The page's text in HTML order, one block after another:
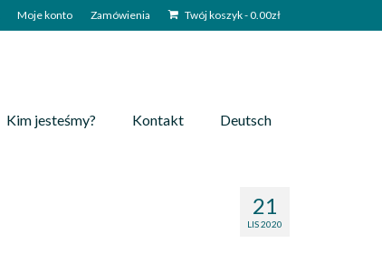
Moje konto Zamówienia Twój koszyk-0.00zł
Kim jesteśmy? Kontakt Deutsch
21
LIS 2020